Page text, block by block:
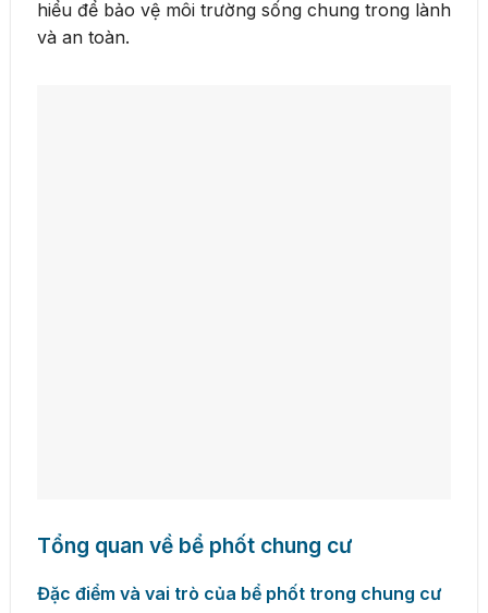
hiểu để bảo vệ môi trường sống chung trong lành
và an toàn.
Tổng quan về bể phốt chung cư
Đặc điểm và vai trò của bể phốt trong chung cư